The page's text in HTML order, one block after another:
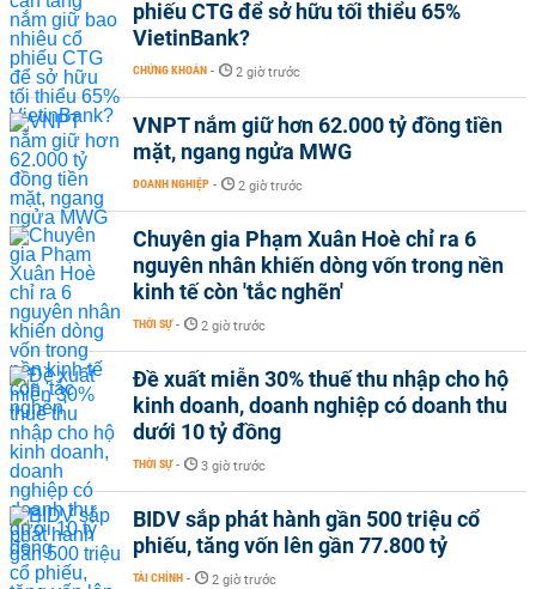
phiếu CTG để sở hữu tối thiểu 65%
VietinBank?
CHỨNG KHOÁN - 2 giờ trước
VNPT nắm giữ hơn 62.000 tỷ đồng tiền
mặt, ngang ngửa MWG
DOANH NGHIỆP - 2 giờ trước
Chuyên gia Phạm Xuân Hoè chỉ ra 6
nguyên nhân khiến dòng vốn trong nền
kinh tế còn 'tắc nghẽn'
THỜI SỰ - 2 giờ trước
Đề xuất miễn 30% thuế thu nhập cho hộ
kinh doanh, doanh nghiệp có doanh thu
dưới 10 tỷ đồng
THỜI SỰ - 3 giờ trước
BIDV sắp phát hành gần 500 triệu cổ
phiếu, tăng vốn lên gần 77.800 tỷ
TÀI CHÍNH - 2 giờ trước